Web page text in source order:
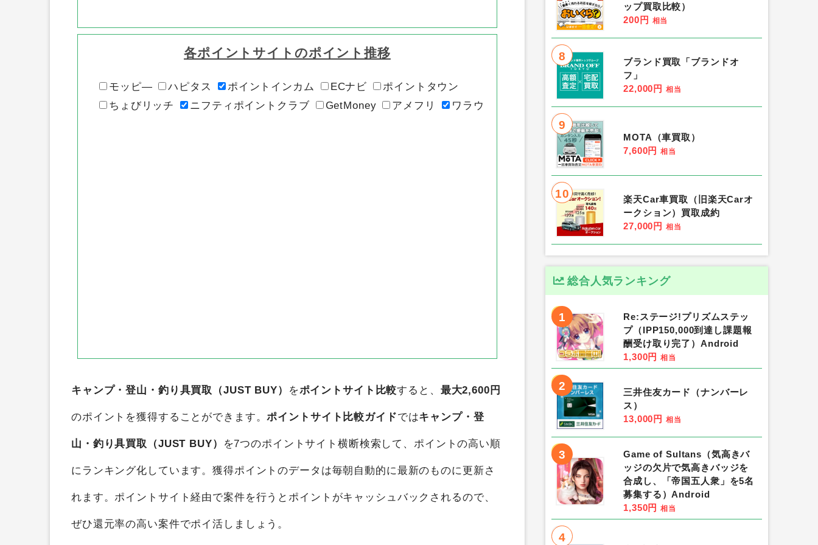
各ポイントサイトのポイント推移
キャンプ・登山・釣り具買取（JUST BUY）を ポイントサイト比較すると、最大2,600円
のポイントを獲得することができます。 ポイントサイト比較ガイドではキャンプ・登
山・釣り具買取（JUST BUY）を7つのポイントサイト横断検索して、ポイントの高い順
にランキング化しています。獲得ポイントのデータは毎朝自動的に最新のものに更新さ
ップ買取比較）
200円 相当
8
ブランド買取「ブランドオ
フ」
22,000円 相当
9
MOTA（車買取）
7,600円 相当
10
楽天Car車買取（旧楽天Carオ
ークション）買取成約
27,000円 相当
総合人気ランキング
1
Re:ステージ!プリズムステッ
プ（IPP150,000到達し課題報
酬受け取り完了）Android
1,300円 相当
2
三井住友カード（ナンバーレ
ス）
13,000円 相当
3
Game of Sultans（気高きバ
ッジの欠片で気高きバッジを
合成し、「帝国五人衆」を5名
募集する）Android
1,350円 相当
4